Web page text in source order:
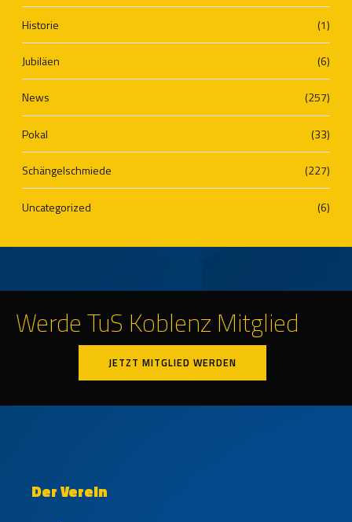
Historie (1)
Jubiläen (6)
News (257)
Pokal (33)
Schängelschmiede (227)
Uncategorized (6)
Werde TuS Koblenz Mitglied
JETZT MITGLIED WERDEN
Der Verein